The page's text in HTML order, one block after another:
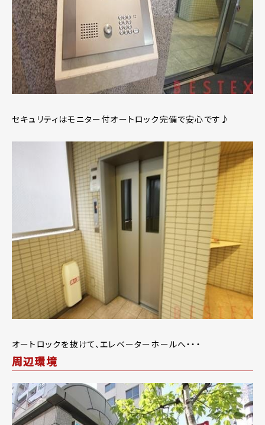
セキュリティはモニター付オートロック完備で安心です♪
オートロックを抜けて、エレベーターホールへ・・・
周辺環境